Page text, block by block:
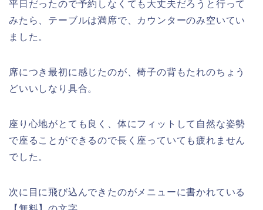
平日だったので予約しなくても大丈夫だろうと行って
みたら、テーブルは満席で、カウンターのみ空いてい
ました。
席につき最初に感じたのが、椅子の背もたれのちょう
どいいしなり具合。
座り心地がとても良く、体にフィットして自然な姿勢
で座ることができるので長く座っていても疲れません
でした。
次に目に飛び込んできたのがメニューに書かれている